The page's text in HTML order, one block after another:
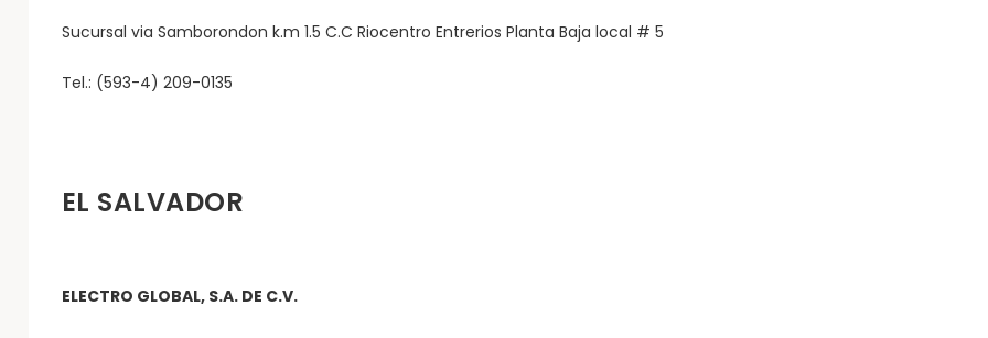
Sucursal via Samborondon k.m 1.5 C.C Riocentro Entrerios Planta Baja local # 5
Tel.: (593-4) 209-0135
EL SALVADOR
ELECTRO GLOBAL, S.A. DE C.V.